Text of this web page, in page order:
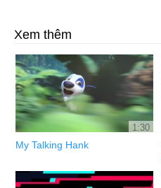
Xem thêm
1:30
My Talking Hank